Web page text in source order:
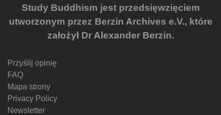
Study Buddhism jest przedsięwzięciem
utworzonym przez Berzin Archives e.V., które
założył Dr Alexander Berzin.
Przyślij opinię
FAQ
Mapa strony
Privacy Policy
Newsletter